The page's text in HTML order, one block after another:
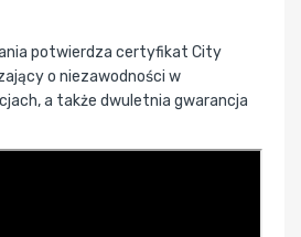
potwierdza certyfikat City
o niezawodności w
a także dwuletnia gwarancja